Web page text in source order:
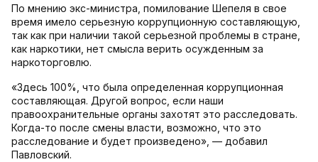
По мнению экс-министра, помилование Шепеля в свое
время имело серьезную коррупционную составляющую,
так как при наличии такой серьезной проблемы в стране,
как наркотики, нет смысла верить осужденным за
наркоторговлю.
«Здесь 100%, что была определенная коррупционная
составляющая. Другой вопрос, если наши
правоохранительные органы захотят это расследовать.
Когда-то после смены власти, возможно, что это
расследование и будет произведено», — добавил
Павловский.